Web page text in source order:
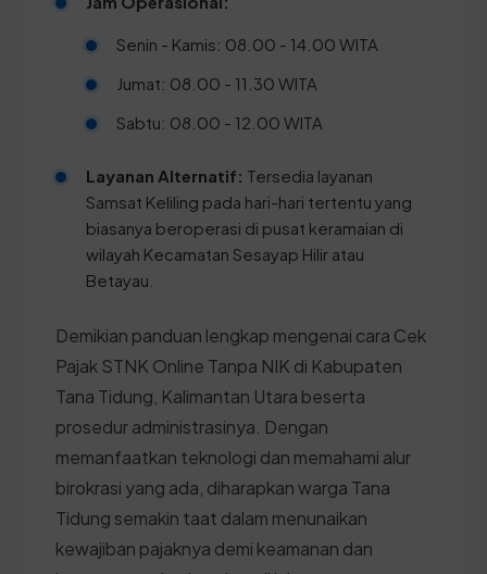
Senin - Kamis: 08.00 - 14.00 WITA
Jumat: 08.00 - 11.30 WITA
Sabtu: 08.00 - 12.00 WITA
Layanan Alternatif: Tersedia layanan
Samsat Keliling pada hari-hari tertentu yang
biasanya beroperasi di pusat keramaian di
wilayah Kecamatan Sesayap Hilir atau
Betayau.
Demikian panduan lengkap mengenai cara Cek
Pajak STNK Online Tanpa NIK di Kabupaten
Tana Tidung, Kalimantan Utara beserta
prosedur administrasinya. Dengan
memanfaatkan teknologi dan memahami alur
birokrasi yang ada, diharapkan warga Tana
Tidung semakin taat dalam menunaikan
kewajiban pajaknya demi keamanan dan